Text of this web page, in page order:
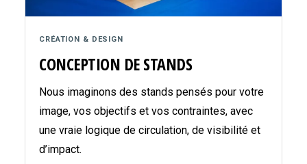
CRÉATION & DESIGN
CONCEPTION DE STANDS
Nous imaginons des stands pensés pour votre
image, vos objectifs et vos contraintes, avec
une vraie logique de circulation, de visibilité et
d’impact.